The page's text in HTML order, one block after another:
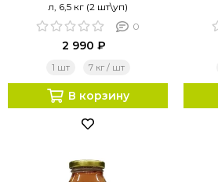
л, 6,5 кг (2 шт\уп)
0
2 990 ₽
1 шт 7 кг / шт
В корзину